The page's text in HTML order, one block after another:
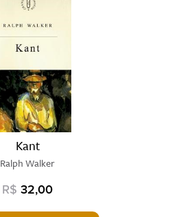
Kant
Ralph Walker
R$ 32,00